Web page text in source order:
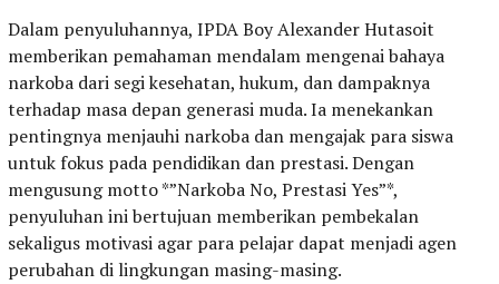
Dalam penyuluhannya, IPDA Boy Alexander Hutasoit
memberikan pemahaman mendalam mengenai bahaya
narkoba dari segi kesehatan, hukum, dan dampaknya
terhadap masa depan generasi muda. Ia menekankan
pentingnya menjauhi narkoba dan mengajak para siswa
untuk fokus pada pendidikan dan prestasi. Dengan
mengusung motto *”Narkoba No, Prestasi Yes”*,
penyuluhan ini bertujuan memberikan pembekalan
sekaligus motivasi agar para pelajar dapat menjadi agen
perubahan di lingkungan masing-masing.